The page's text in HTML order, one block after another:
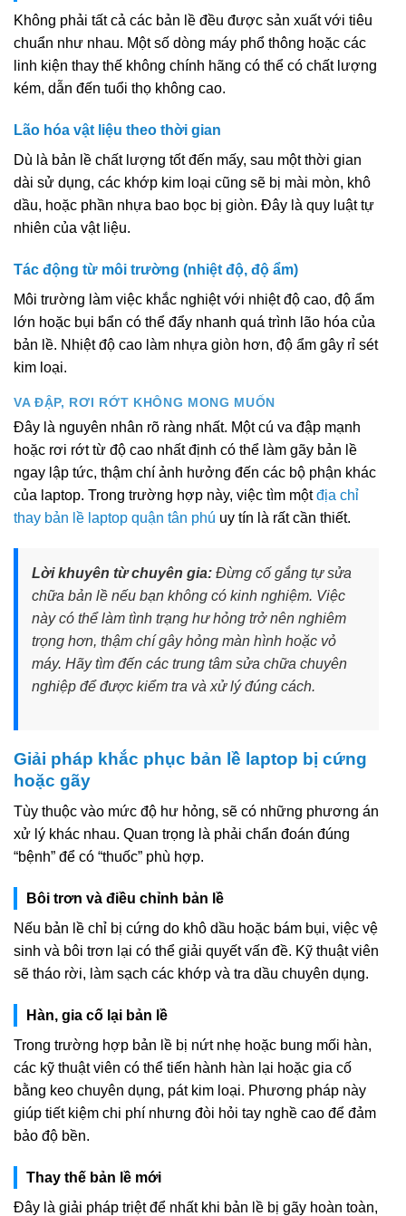
Không phải tất cả các bản lề đều được sản xuất với tiêu
chuẩn như nhau. Một số dòng máy phổ thông hoặc các
linh kiện thay thế không chính hãng có thể có chất lượng
kém, dẫn đến tuổi thọ không cao.
Lão hóa vật liệu theo thời gian
Dù là bản lề chất lượng tốt đến mấy, sau một thời gian
dài sử dụng, các khớp kim loại cũng sẽ bị mài mòn, khô
dầu, hoặc phần nhựa bao bọc bị giòn. Đây là quy luật tự
nhiên của vật liệu.
Tác động từ môi trường (nhiệt độ, độ ẩm)
Môi trường làm việc khắc nghiệt với nhiệt độ cao, độ ẩm
lớn hoặc bụi bẩn có thể đẩy nhanh quá trình lão hóa của
bản lề. Nhiệt độ cao làm nhựa giòn hơn, độ ẩm gây rỉ sét
kim loại.
VA ĐẬP, RƠI RỚT KHÔNG MONG MUỐN
Đây là nguyên nhân rõ ràng nhất. Một cú va đập mạnh
hoặc rơi rớt từ độ cao nhất định có thể làm gãy bản lề
ngay lập tức, thậm chí ảnh hưởng đến các bộ phận khác
của laptop. Trong trường hợp này, việc tìm mộtđịa chỉ
thay bản lề laptop quận tân phú uy tín là rất cần thiết.
Lời khuyên từ chuyên gia: Đừng cố gắng tự sửa
chữa bản lề nếu bạn không có kinh nghiệm. Việc
này có thể làm tình trạng hư hỏng trở nên nghiêm
trọng hơn, thậm chí gây hỏng màn hình hoặc vỏ
máy. Hãy tìm đến các trung tâm sửa chữa chuyên
nghiệp để được kiểm tra và xử lý đúng cách.
Giải pháp khắc phục bản lề laptop bị cứng
hoặc gãy
Tùy thuộc vào mức độ hư hỏng, sẽ có những phương án
xử lý khác nhau. Quan trọng là phải chẩn đoán đúng
“bệnh” để có “thuốc” phù hợp.
Bôi trơn và điều chỉnh bản lề
Nếu bản lề chỉ bị cứng do khô dầu hoặc bám bụi, việc vệ
sinh và bôi trơn lại có thể giải quyết vấn đề. Kỹ thuật viên
sẽ tháo rời, làm sạch các khớp và tra dầu chuyên dụng.
Hàn, gia cố lại bản lề
Trong trường hợp bản lề bị nứt nhẹ hoặc bung mối hàn,
các kỹ thuật viên có thể tiến hành hàn lại hoặc gia cố
bằng keo chuyên dụng, pát kim loại. Phương pháp này
giúp tiết kiệm chi phí nhưng đòi hỏi tay nghề cao để đảm
bảo độ bền.
Thay thế bản lề mới
Đây là giải pháp triệt để nhất khi bản lề bị gãy hoàn toàn,